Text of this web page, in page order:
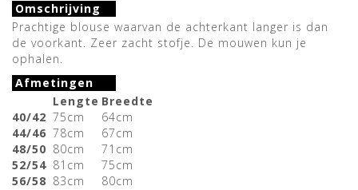
Omschrijving
Prachtige blouse waarvan de achterkant langer is dan
de voorkant. Zeer zacht stofje. De mouwen kun je
ophalen.
Afmetingen
Lengte Breedte
40/42 75cm
64cm
44/46 78cm
67cm
48/50 80cm
71cm
52/54 81cm
75cm
56/58 83cm
80cm